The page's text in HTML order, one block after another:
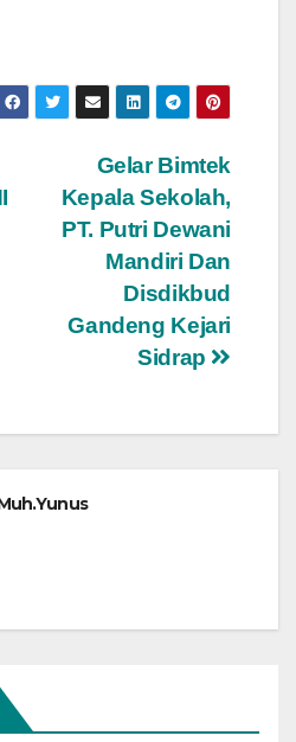
Gelar Bimtek
Kepala Sekolah,
PT. Putri Dewani
Mandiri Dan
Disdikbud
Gandeng Kejari
Sidrap